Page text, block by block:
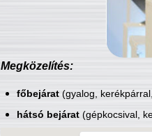
Megközelítés:
főbejárat(gyalog,
hátsó bejárat(gépkocsival,